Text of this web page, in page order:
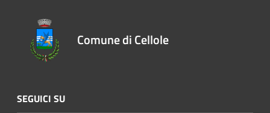
Comune di Cellole
SEGUICI SU